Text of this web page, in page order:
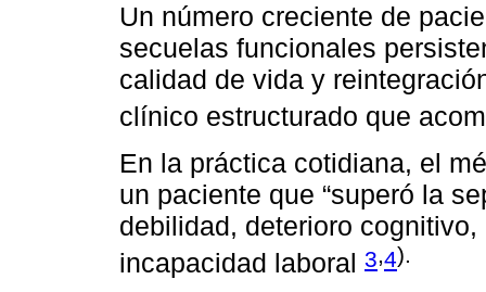
Un número creciente de
secuelas funcionales
calidad de vida y
clínico estructurado que
En la práctica cotidiana, el
un paciente que “superó la
debilidad, deterioro
incapacidad laboral 3,4).